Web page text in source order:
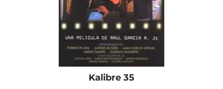
Kalibre 35